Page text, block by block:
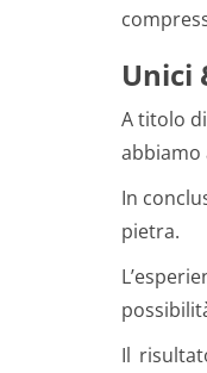
Unici
A titolo
abbiamo
In
pietra.
Il